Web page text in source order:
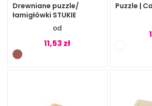
Drewniane puzzle/
łamigłówki STUKIE
11,53 zł
Puzzle |